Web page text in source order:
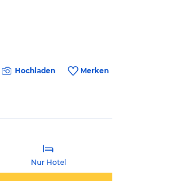
Hochladen Merken
Nur Hotel